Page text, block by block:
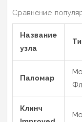
Сравнение
Название
узла
Паломар
Клинч